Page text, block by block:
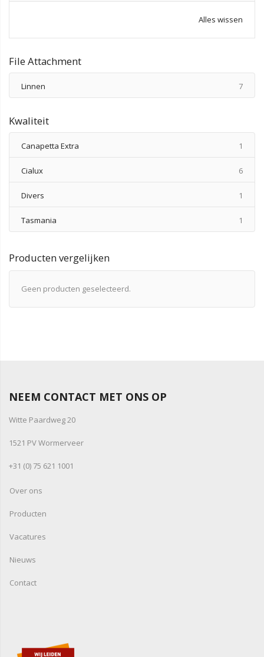
Alles wissen
File Attachment
Linnen 7
Kwaliteit
Canapetta Extra 1
Cialux 6
Divers 1
Tasmania 1
Producten vergelijken
Geen producten geselecteerd.
NEEM CONTACT MET ONS OP
Witte Paardweg 20
1521 PV Wormerveer
+31 (0) 75 621 1001
Over ons
Producten
Vacatures
Nieuws
Contact